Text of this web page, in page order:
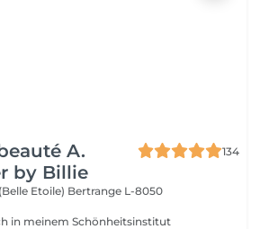
A.
by Billie
134
Etoile) Bertrange L-8050
in meinem Schönheitsinstitut